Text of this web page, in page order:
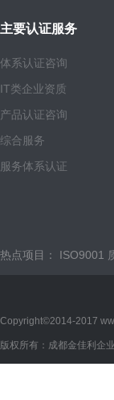
主要认证服务
体系认证咨询
IT类企业资质
产品认证咨询
综合服务
服务体系认证
热点项目： ISO9001
Copyright©2014-2017
版权所有：成都金佳利企